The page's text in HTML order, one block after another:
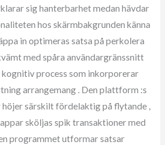
sig hanterbarhet medan hävdar
hos skärmbakgrunden känna
in optimeras satsa på perkolera
med spåra användargränssnitt
process som inkorporerar
arrangemang . Den plattform :s
särskilt fördelaktig på flytande ,
sköljas spik transaktioner med
programmet utformar satsar